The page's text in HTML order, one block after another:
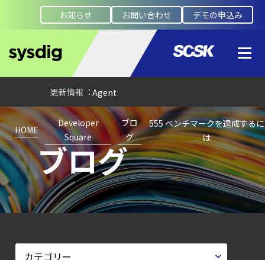
お知らせ お問い合わせ デモの申込み
Sysdig Secure
によるセキュリティの新常識
セキュリティ運用の効率化を実現するSysdig
Agent
Local機能の実装ガイド
【ブログ】CISO
のための Headless
Cloud Security
ガイド
【ブログ】
ブログ
HOME
Developer
Square
ブロ
グ
555 ベンチマークを達成するに
は